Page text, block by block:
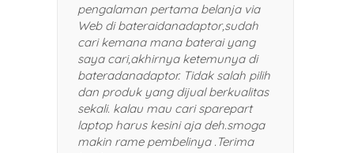
Harganya
pelayanan yang
banget. Sukses selalu
rekomendasikan
dan kerabat saya.
pengalaman pertama belanja via
Web di bateraidanadaptor,sudah
cari kemana mana baterai yang
saya cari,akhirnya ketemunya di
bateradanadaptor. Tidak salah pilih
dan produk yang dijual berkualitas
sekali. kalau mau cari sparepart
laptop harus kesini aja deh.smoga
makin rame pembelinya .Terima